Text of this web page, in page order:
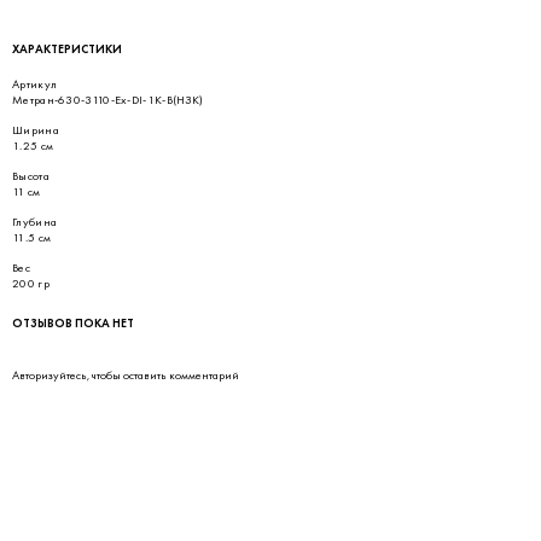
ХАРАКТЕРИСТИКИ
Артикул
Метран-630-3110-Ex-DI-1K-В(НЗК)
Ширина
1.25 см
Высота
11 см
Глубина
11.5 см
Вес
200 гр
ОТЗЫВОВ ПОКА НЕТ
Авторизуйтесь, чтобы оставить комментарий